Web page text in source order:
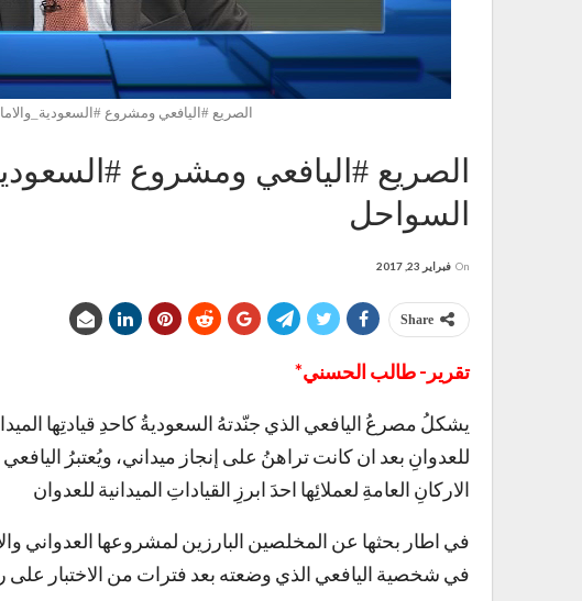
الصريع #اليافعي ومشروع
الصريع #اليافعي ومشروع
السواحل
On فبراير 23, 2017
Share
تقرير- طالب الحسني*
يشكلُ مصرعُ اليافعي الذي جنّدتهُ السعوديةُ كاحدِ قيادتِها
للعدوانِ بعد ان كانت تراهنُ على إنجاز ميداني، ويُعتبرُ
الاركانِ العامةِ لعملائِها احدَ ابرزِ القياداتِ الميدانية للعدوان
في اطار بحثها عن المخلصين البارزين لمشروعها العدواني
في شخصية اليافعي الذي وضعته بعد فترات من الاختبار على